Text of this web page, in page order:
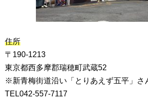
住所
〒190-1213
東京都西多摩郡瑞穂町武蔵52
※新青梅街道沿い「とりあえず五平」さ
TEL042-557-7117